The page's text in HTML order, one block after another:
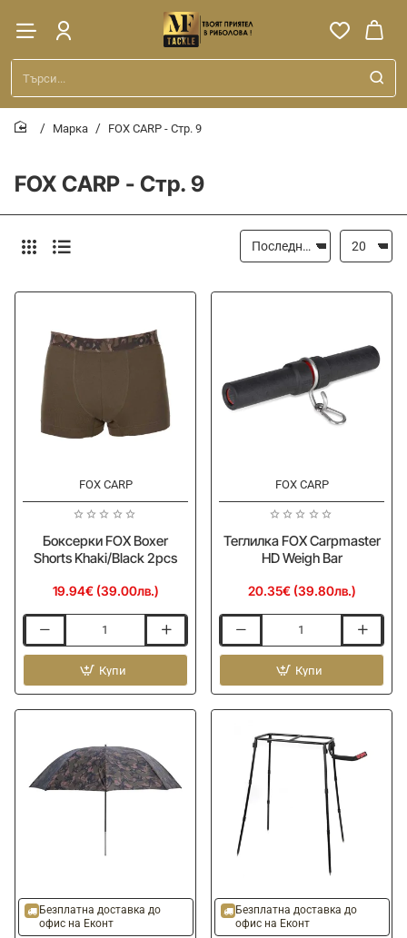
Търси...
FOX CARP - Стр. 9
Марка FOX CARP - Стр. 9
FOX CARP
Боксерки FOX Boxer
Shorts Khaki/Black 2pcs
19.94€ (39.00лв.)
FOX
Shorts
Khaki/Black
Купи
FOX CARP
Теглилка FOX Carpmaster
HD Weigh Bar
20.35€ (39.80лв.)
FOX
Carpmaster
HD
Weigh
Купи
-20%
Безплатна доставка до
офис на Еконт
Безплатна доставка до
офис на Еконт